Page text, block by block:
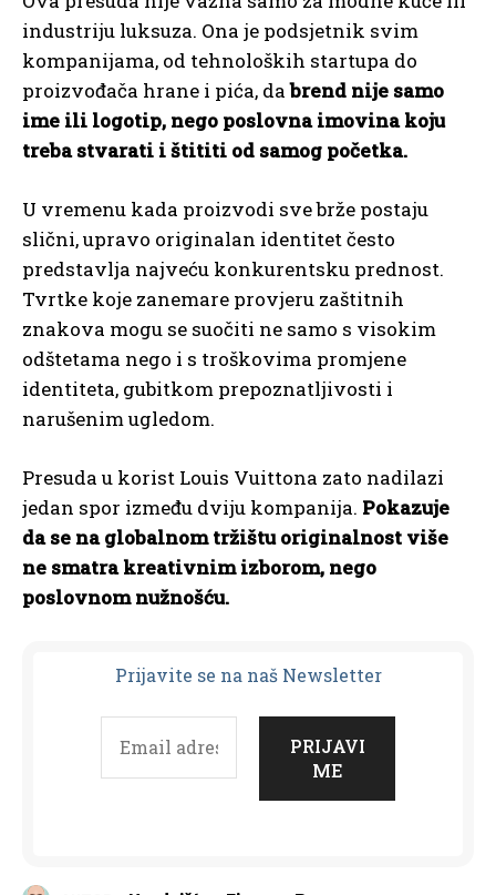
industriju luksuza. Ona je podsjetnik svim
kompanijama, od tehnoloških startupa do
proizvođača hrane i pića, dabrend nije samo
ime ili logotip, nego poslovna imovina koju
treba stvarati i štititi od samog početka.
U vremenu kada proizvodi sve brže postaju
slični, upravo originalan identitet često
predstavlja najveću konkurentsku prednost.
Tvrtke koje zanemare provjeru zaštitnih
znakova mogu se suočiti ne samo s visokim
odštetama nego i s troškovima promjene
identiteta, gubitkom prepoznatljivosti i
narušenim ugledom.
Presuda u korist Louis Vuittona zato nadilazi
jedan spor između dviju kompanija. Pokazuje
da se na globalnom tržištu originalnost više
ne smatra kreativnim izborom, nego
poslovnom nužnošću.
Prijavite se na naš Newsletter